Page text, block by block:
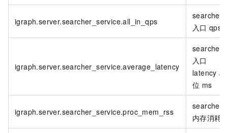
igraph.server.searcher_service.all_in_qps
searcher
入口 qps
igraph.server.searcher_service.average_latency
searcher
入口
latency 单
位 ms
igraph.server.searcher_service.proc_mem_rss
searcher
内存消耗